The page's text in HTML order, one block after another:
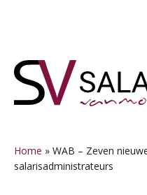
naar
hoofdnavigatie
naar
hoofd
naar
eerste
naar
voettekst
Home » WAB – Zeven
salarisadministrateurs